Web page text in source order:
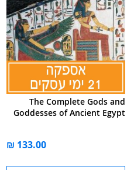
The Complete Gods and
Goddesses of Ancient Egypt